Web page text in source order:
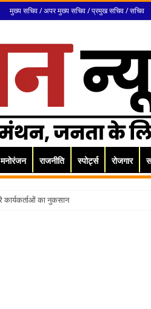
मुख्य सचिव / अपर मुख्य सचिव / प्रमुख सचिव / सचिव
मनोरंजन राजनीति स्पोर्ट्स रोजगार